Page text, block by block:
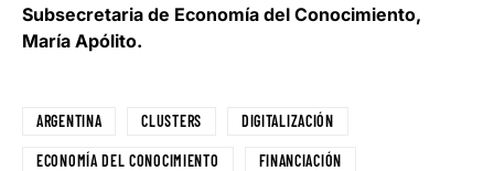
Subsecretaria de Economía del Conocimiento,
María Apólito.
ARGENTINA CLUSTERS DIGITALIZACIÓN
ECONOMÍA DEL CONOCIMIENTO FINANCIACIÓN